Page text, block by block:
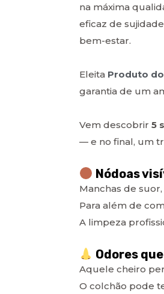
na máxima
eficaz de
bem-estar.
Eleita Produto
garantia de um
Vem descobrir 5
— e no final, um
Nódoas
Manchas de
Para além de
A limpeza
Odores
Aquele cheiro
O colchão pode